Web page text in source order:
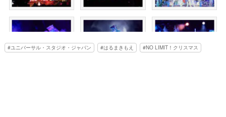
ユニバーサル・スタジオ・ジャパン はるまきもえ NO LIMIT！クリスマス